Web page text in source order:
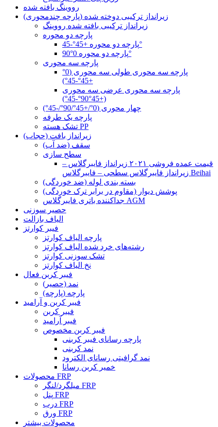
رووینگ بافته شده
زیرانداز ترکیبی دوخته شده (پارچه چندمحوری)
زیرانداز ترکیبی بافته شده رووینگ
پارچه دو محوره
پارچه دو محوره +45°-45°
پارچه دو محوره 0°90°
پارچه سه محوری
پارچه سه محوری طولی سه محوری (0°
+45°-45°)
پارچه سه محوری عرضی سه محوری
(+45°90°-45°)
چهار محوری (0°/+45°/90°/-45°)
پارچه یک طرفه
تشک هسته PP
زیرانداز بافت (حجاب)
سقف (ضد آب)
سطح سازی
قیمت عمده فروشی ۲۰۲۱ زیرانداز فایبرگلاس –
زیرانداز فایبرگلاس سطحی – فایبرگلاس Beihai
بسته بندی لوله (ضد خوردگی)
پوشش دیوار (مقاوم در برابر ترک خوردگی)
جداکننده باتری فایبرگلاس AGM
حصیر سوزنی
الیاف بازالت
فیبر کوارتز
پارچه الیاف کوارتز
رشته‌های خرد شده الیاف کوارتز
تشک سوزنی کوارتز
نخ الیاف کوارتز
فیبر کربن فعال
نمد (حصیر)
پارچه (پارچه)
فیبر کربن و آرامید
فیبر کربن
فیبر آرامید
فیبر کربن مخصوص
پارچه رسانای فیبر کربنی
نمد کربنی
نمد گرافیتی رسانای الکترود
خمیر کربن رسانا
محصولات FRP
میلگرد/لنگر FRP
پنل FRP
درب FRP
ورق FRP
محصولات بیشتر